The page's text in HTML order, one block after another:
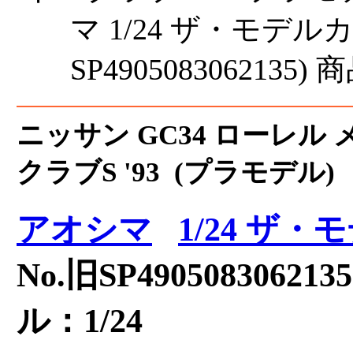
ニッサン GC34 ローレル
クラブS '93 (プラモデル)
アオシマ
1/24 ザ・
No.旧
ル：1/24